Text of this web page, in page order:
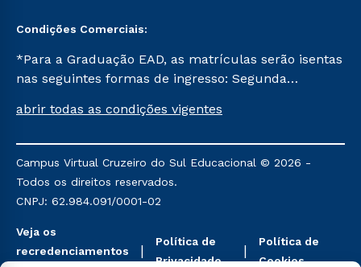
Condições Comerciais:
*Para a Graduação EAD, as matrículas serão isentas
nas seguintes formas de ingresso: Segunda
Já para as demais, a taxa de matrícula será de R$
mencionadas são referentes aos cursos: Ensino
Religioso, Geografia para a Docência e Metodologia
do Ensino de História: Questões Atuais.
abrir todas as condições vigentes
Campus Virtual Cruzeiro do Sul Educacional © 2026 -
Todos os direitos reservados.
CNPJ: 62.984.091/0001-02
Veja os
recredenciamentos
Política de
Privacidade
Política de
Cookies